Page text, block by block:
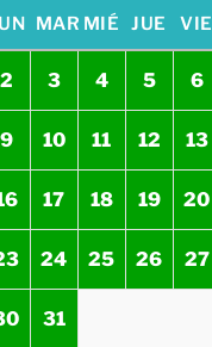
MAR MIÉ JUE VIE
2 3 4 5 6
9 10 11 12 13
17 18 19 20
24 25 26 27
31